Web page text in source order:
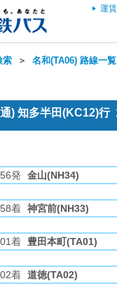
運
索 ＞ 名和(TA06) 路線一覧
) 知多半田(KC12)行
発 金山(NH34)
着 神宮前(NH33)
着 豊田本町(TA01)
着 道徳(TA02)